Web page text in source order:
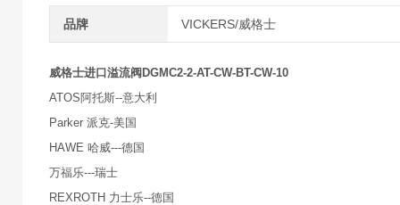
品牌 VICKERS/威格士
威格士进口溢流阀DGMC2-2-AT-CW-BT-CW-10
ATOS阿托斯--意大利
Parker 派克-美国
HAWE 哈威---德国
万福乐---瑞士
REXROTH 力士乐--德国